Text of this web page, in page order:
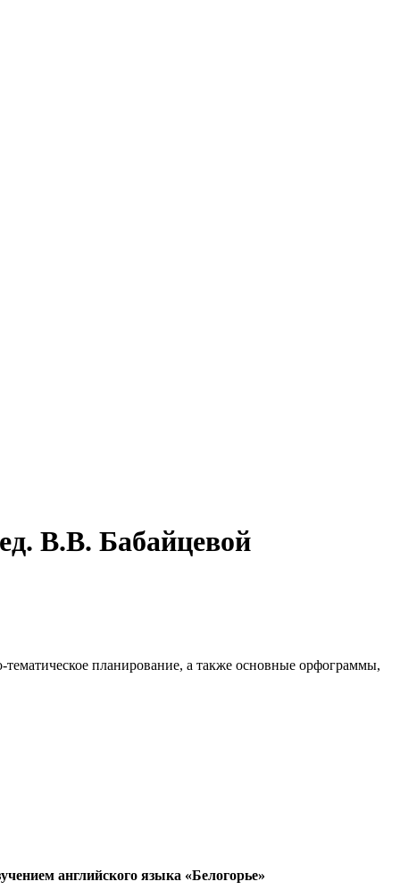
В.В. Бабайцевой
планирование, а также основные орфограммы,
английского языка «Белогорье»